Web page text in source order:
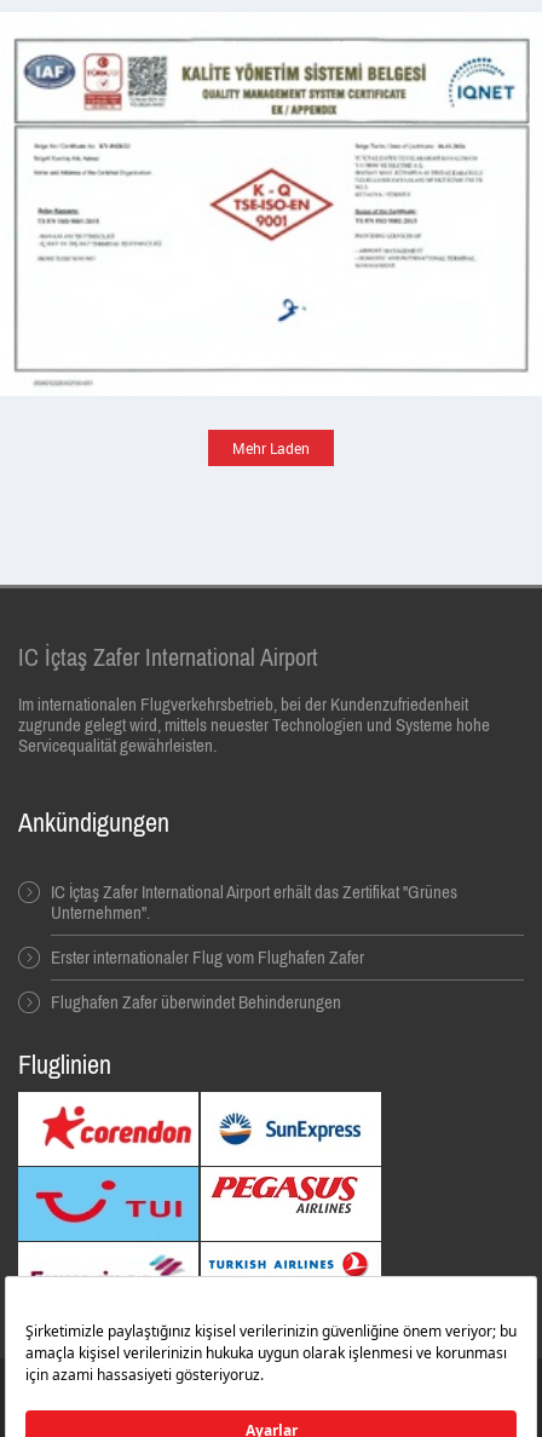
Mehr Laden
IC İçtaş Zafer International Airport
Im internationalen Flugverkehrsbetrieb, bei der Kundenzufriedenheit
zugrunde gelegt wird, mittels neuester Technologien und Systeme hohe
Servicequalität gewährleisten.
Ankündigungen
IC İçtaş Zafer International Airport erhält das Zertifikat "Grünes
Unternehmen".
Erster internationaler Flug vom Flughafen Zafer
Flughafen Zafer überwindet Behinderungen
Fluglinien
© 2014 Alle Rechte Vorbehalten. İbrahim Çeçen Yatırım Holding